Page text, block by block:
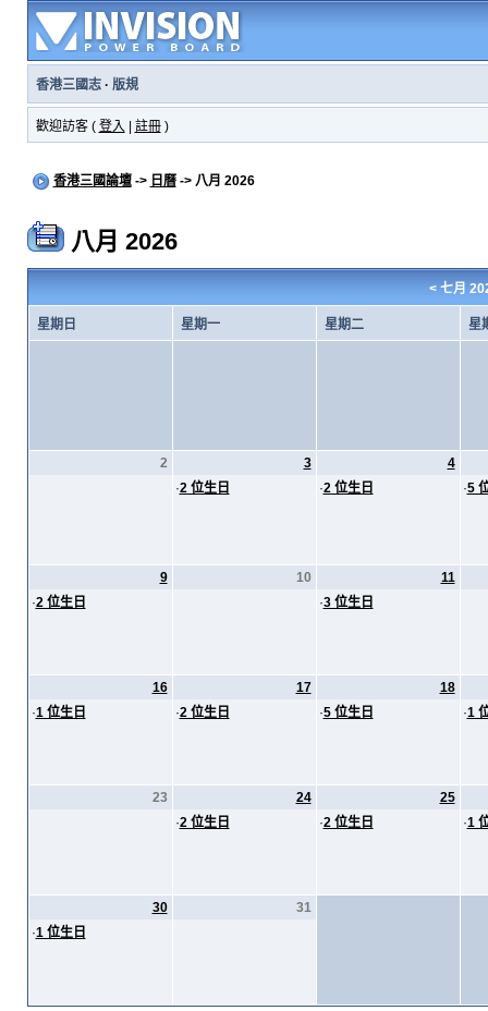
香港三國志· 版規
歡迎訪客 ( 登入 註冊)
香港三國論壇-> 日曆-> 八月 2026
八月 2026
< 七月
星期日 星期一 星期二 星
2
3
·2 位生日
4
·2 位生日 ·5
9
·2 位生日
10
11
·3 位生日
16
·1 位生日
17
·2 位生日
18
·5 位生日 ·1
23
24
·2 位生日
25
·2 位生日 ·1
30
·1 位生日
31